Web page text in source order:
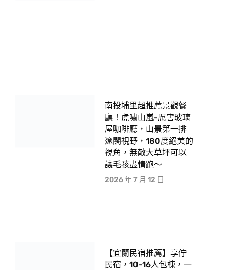
南投埔里超推薦景觀餐
廳！虎嘯山嵐-厲害玻璃
屋咖啡廳，山景第一排
遼闊視野，180度絕美的
視角，無敵大草坪可以
讓毛孩盡情跑〜
2026 年 7 月 12 日
【宜蘭民宿推薦】享佇
民宿，10-16人包棟，一